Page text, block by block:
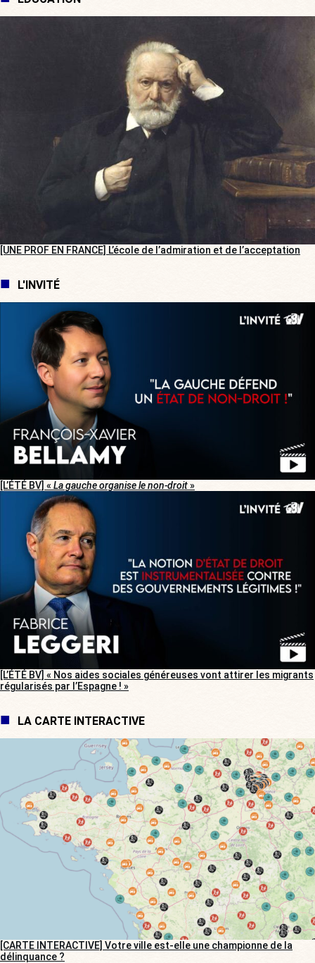
[UNE PROF EN FRANCE] L’école de l’admiration et de l’acceptation
L'INVITÉ
[L’ÉTÉ BV] « La gauche organise le non-droit»
[L’ÉTÉ BV] « Nos aides sociales généreuses vont attirer les migrants
régularisés par l’Espagne ! »
LA CARTE INTERACTIVE
[CARTE INTERACTIVE] Votre ville est-elle une championne de la
délinquance ?